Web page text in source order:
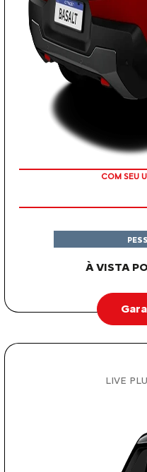
COM SEU
À VISTA
LIVE